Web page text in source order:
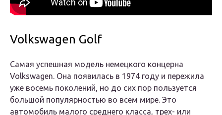
Volkswagen Golf
Самая успешная модель немецкого концерна
Volkswagen. Она появилась в 1974 году и пережила
уже восемь поколений, но до сих пор пользуется
большой популярностью во всем мире. Это
автомобиль малого среднего класса, трех- или